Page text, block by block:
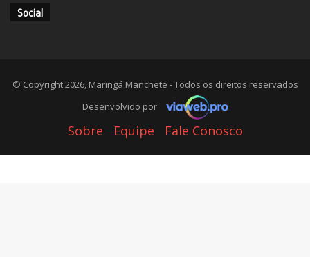
Social
© Copyright 2026, Maringá Manchete - Todos os direitos reservados
Desenvolvido por
Sobre Equipe Fale Conosco